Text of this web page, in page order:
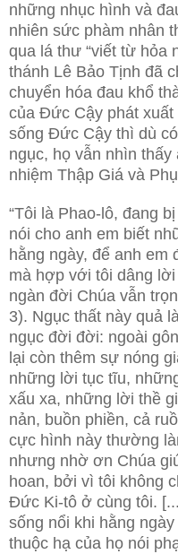
những nhục hình và
nhiên sức phàm nhân
qua lá thư “viết từ hỏa
thánh Lê Bảo Tịnh đã
chuyển hóa đau khổ
của Đức Cậy phát
sống Đức Cậy thì dù
ngục, họ vẫn nhìn
nhiệm Thập Giá và
“Tôi là Phao-lô, đang
nói cho anh em biết
hằng ngày, để anh
mà hợp với tôi dâng
ngàn đời Chúa vẫn
3). Ngục thất này quả
ngục đời đời: ngoài
lại còn thêm sự nóng
những lời tục tĩu,
xấu xa, những lời thề
nản, buồn phiền, cả
cực hình này thường
nhưng nhờ ơn Chúa
hoan, bởi vì tôi không
Đức Ki-tô ở cùng tôi.
sống nổi khi hằng
thuộc hạ của họ nói